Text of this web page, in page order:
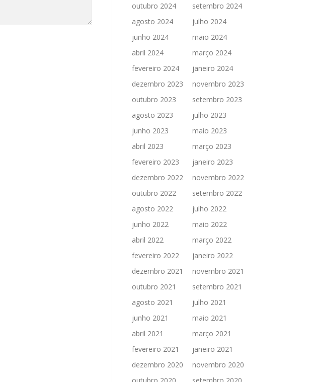
outubro 2024
setembro 2024
agosto 2024
julho 2024
junho 2024
maio 2024
abril 2024
março 2024
fevereiro 2024
janeiro 2024
dezembro 2023
novembro 2023
outubro 2023
setembro 2023
agosto 2023
julho 2023
junho 2023
maio 2023
abril 2023
março 2023
fevereiro 2023
janeiro 2023
dezembro 2022
novembro 2022
outubro 2022
setembro 2022
agosto 2022
julho 2022
junho 2022
maio 2022
abril 2022
março 2022
fevereiro 2022
janeiro 2022
dezembro 2021
novembro 2021
outubro 2021
setembro 2021
agosto 2021
julho 2021
junho 2021
maio 2021
abril 2021
março 2021
fevereiro 2021
janeiro 2021
dezembro 2020
novembro 2020